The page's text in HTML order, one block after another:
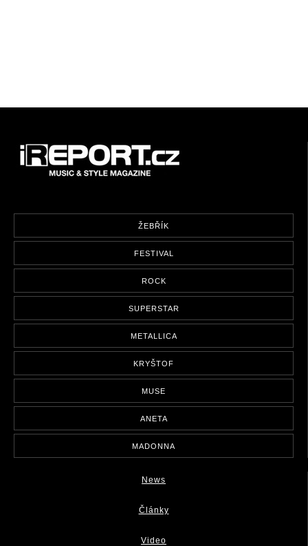
ŽEBŘÍK
FESTIVAL
ROCK
SUPERSTAR
METALLICA
KRYŠTOF
MUSE
ANETA
MADONNA
News
Články
Video